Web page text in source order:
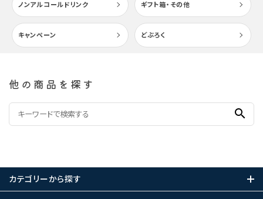
ノンアルコールドリンク ギフト箱・その他
キャンペーン どぶろく
他の商品を探す
search
カテゴリーから探す